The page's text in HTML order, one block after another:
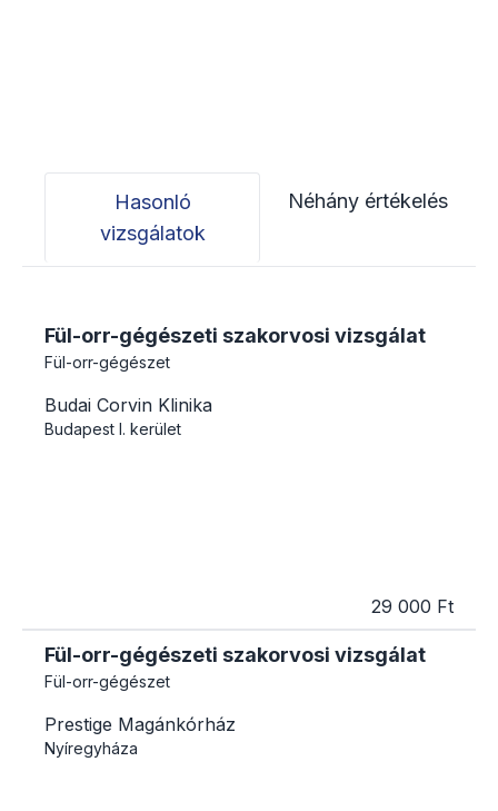
Hasonló
vizsgálatok
Néhány értékelés
Fül-orr-gégészeti szakorvosi vizsgálat
Fül-orr-gégészet
Budai Corvin Klinika
Budapest I. kerület
29 000 Ft
Fül-orr-gégészeti szakorvosi vizsgálat
Fül-orr-gégészet
Prestige Magánkórház
Nyíregyháza